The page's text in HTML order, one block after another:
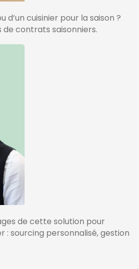
d’un cuisinier pour la saison ?
de contrats saisonniers.
de cette solution pour
: sourcing personnalisé, gestion